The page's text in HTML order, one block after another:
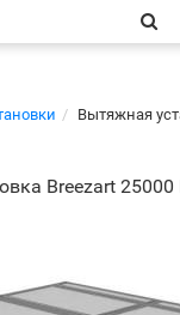
Вытяжная
Breezart 25000